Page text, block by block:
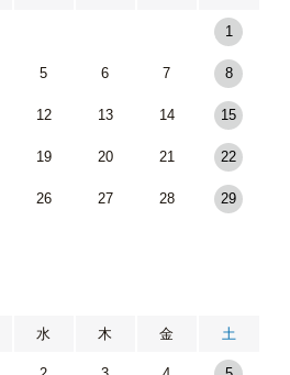
1
5 6 7 8
12 13 14 15
19 20 21 22
26 27 28 29
水 木 金 土